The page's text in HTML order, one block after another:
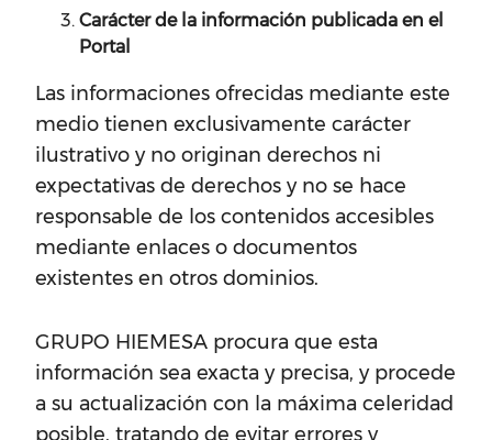
Carácter de la información publicada en el
Portal
Las informaciones ofrecidas mediante este
medio tienen exclusivamente carácter
ilustrativo y no originan derechos ni
expectativas de derechos y no se hace
responsable de los contenidos accesibles
mediante enlaces o documentos
existentes en otros dominios.
GRUPO HIEMESA procura que esta
información sea exacta y precisa, y procede
a su actualización con la máxima celeridad
posible, tratando de evitar errores y